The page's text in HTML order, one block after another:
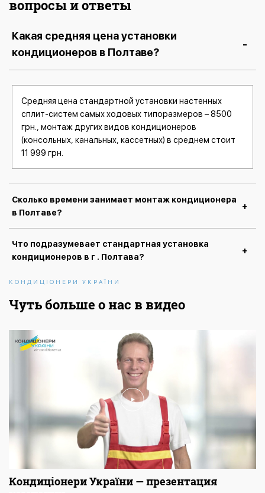
вопросы и ответы
Какая средняя цена установки
кондиционеров в Полтаве?
Средняя цена стандартной установки настенных
сплит-систем самых ходовых типоразмеров – 8500
грн., монтаж других видов кондиционеров
(консольных, канальных, кассетных) в среднем стоит
11 999 грн.
Сколько времени занимает монтаж кондиционера
в Полтаве?
Что подразумевает стандартная установка
кондиционеров в г . Полтава?
КОНДИЦІОНЕРИ УКРАЇНИ
Чуть больше о нас в видео
Кондиціонери України — презентация